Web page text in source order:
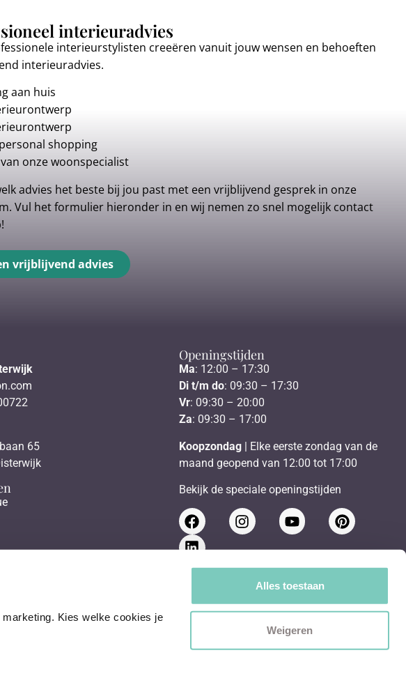
Kies welke cookies je
Alles toestaan
Weigeren
interieuradvies
interieurstylisten creeëren vanuit jouw wensen en behoeften
interieuradvies.
aan huis
shopping
onze woonspecialist
advies het beste bij jou past met een vrijblijvend gesprek in onze
Vul het formulier hieronder in en wij nemen zo snel mogelijk contact
vrijblijvend advies
65
Openingstijden
Ma: 12:00 – 17:30
Di t/m do: 09:30 – 17:30
Vr: 09:30 – 20:00
Za: 09:30 – 17:00
Koopzondag | Elke eerste zondag van de
maand geopend van 12:00 tot 17:00
Bekijk de speciale openingstijden
Schrijf je in voor de nieuwsbrief